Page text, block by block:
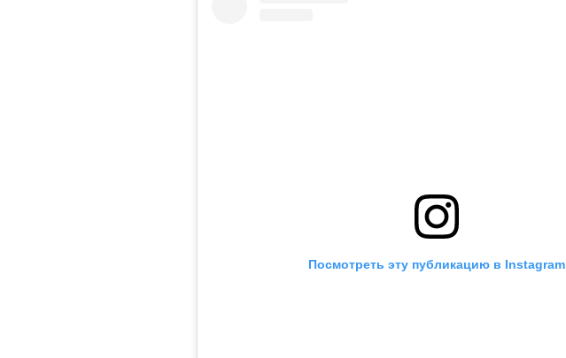
Посмотреть эту публикацию в Instagram